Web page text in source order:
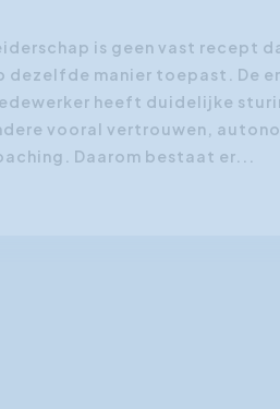
is geen vast recept
dezelfde manier toepast. De
heeft duidelijke
vooral vertrouwen,
Daarom bestaat er...